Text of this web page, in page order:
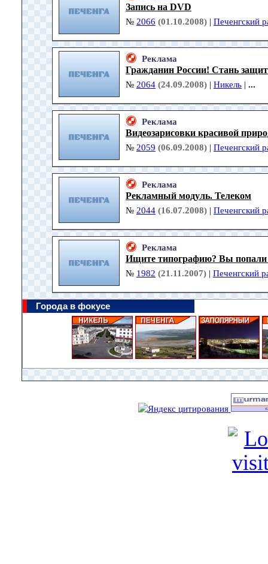
Запись на DVD
№ 2066 (01.10.2008) | Печенгский
Реклама
Гражданин России! Стань
№ 2064 (24.09.2008) | Никель | ...
Реклама
Видеозарисовки красивой
№ 2059 (06.09.2008) | Печенгский
Реклама
Рекламный модуль. Телеком
№ 2044 (16.07.2008) | Печенгский
Реклама
Ищите типографию? Вы попали
№ 1982 (21.11.2007) | Печенгский
Города в фокусе